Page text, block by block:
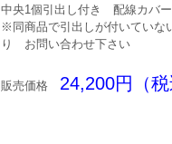
中央1個引出し付き 配線カバー
※同商品で引出しが付いていな
り お問い合わせ下さい
販売価格 24,200円（税